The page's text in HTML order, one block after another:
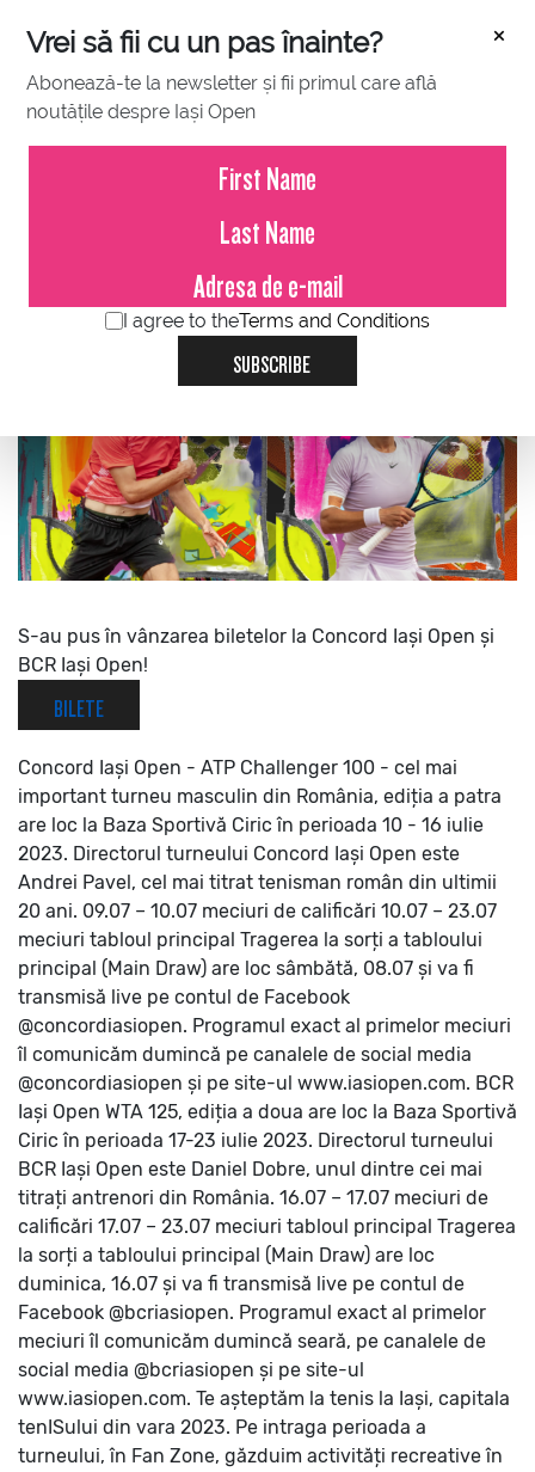
×
Vrei să fii cu un pas înainte?
Abonează-te la newsletter și fii primul care află
noutățile despre Iași Open
I agree to theTerms and Conditions
SUBSCRIBE
APRIL 03, 2023
Biletele sunt disponibile pe
S-au pus în vânzarea biletelor la Concord Iași Open și
BCR Iași Open!
BILETE
Concord Iași Open - ATP Challenger 100 - cel mai
important turneu masculin din România, ediția a patra
are loc la Baza Sportivă Ciric în perioada 10 - 16 iulie
2023. Directorul turneului Concord Iași Open este
Andrei Pavel, cel mai titrat tenisman român din ultimii
20 ani. 09.07 – 10.07 meciuri de calificări 10.07 – 23.07
meciuri tabloul principal Tragerea la sorți a tabloului
principal (Main Draw) are loc sâmbătă, 08.07 și va fi
transmisă live pe contul de Facebook
@concordiasiopen. Programul exact al primelor meciuri
îl comunicăm dumincă pe canalele de social media
@concordiasiopen și pe site-ul www.iasiopen.com. BCR
Iași Open WTA 125, ediția a doua are loc la Baza Sportivă
Ciric în perioada 17-23 iulie 2023. Directorul turneului
BCR Iași Open este Daniel Dobre, unul dintre cei mai
titrați antrenori din România. 16.07 – 17.07 meciuri de
calificări 17.07 – 23.07 meciuri tabloul principal Tragerea
la sorți a tabloului principal (Main Draw) are loc
duminica, 16.07 și va fi transmisă live pe contul de
Facebook @bcriasiopen. Programul exact al primelor
meciuri îl comunicăm dumincă seară, pe canalele de
social media @bcriasiopen și pe site-ul
www.iasiopen.com. Te așteptăm la tenis la Iași, capitala
tenISului din vara 2023. Pe intraga perioada a
turneului, în Fan Zone, găzduim activități recreative în